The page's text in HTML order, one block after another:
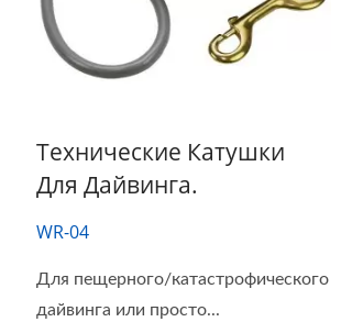
Технические Катушки
Для Дайвинга.
WR-04
Для пещерного/катастрофического
дайвинга или просто...